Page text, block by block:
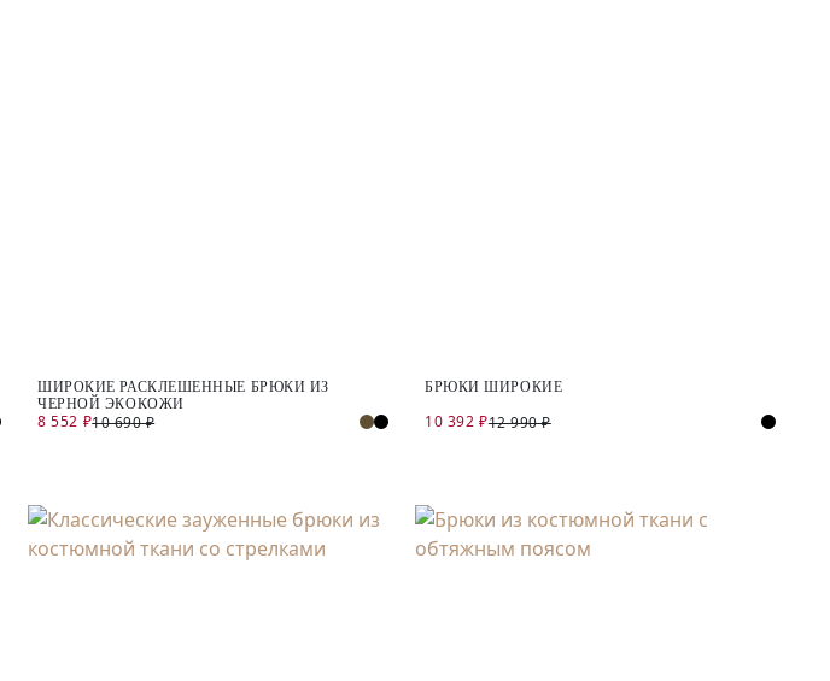
ШИРОКИЕ РАСКЛЕШЕННЫЕ БРЮКИ ИЗ
ЧЕРНОЙ ЭКОКОЖИ
8 552 ₽10 690 ₽
БРЮКИ ШИРОКИЕ
10 392 ₽12 990 ₽